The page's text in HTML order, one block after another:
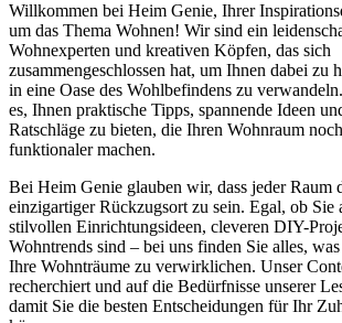
Willkommen bei Heim Genie, Ihrer
um das Thema Wohnen! Wir sind ein
Wohnexperten und kreativen Köpfen, das sich
zusammengeschlossen hat, um Ihnen dabei zu
in eine Oase des Wohlbefindens zu
es, Ihnen praktische Tipps, spannende Ideen
Ratschläge zu bieten, die Ihren Wohnraum
funktionaler machen.
Bei Heim Genie glauben wir, dass jeder Raum
einzigartiger Rückzugsort zu sein. Egal, ob Sie
stilvollen Einrichtungsideen, cleveren DIY-
Wohntrends sind – bei uns finden Sie alles,
Ihre Wohnträume zu verwirklichen. Unser
recherchiert und auf die Bedürfnisse unserer
damit Sie die besten Entscheidungen für Ihr